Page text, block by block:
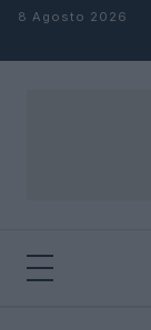
Salta al contenuto
8 Agosto 2026